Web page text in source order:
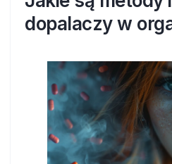
dopalaczy w